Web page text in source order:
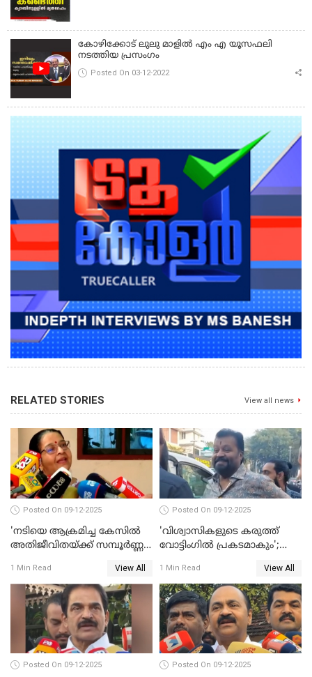
കോഴിക്കോട് ലുലു മാളിൽ എം എ യൂസഫലി
നടത്തിയ പ്രസംഗം
Posted On 03-12-2022
RELATED STORIES View all news
Posted On 09-12-2025
'നടിയെ ആക്രമിച്ച കേസില്‍
അതിജീവിതയ്ക്ക് സമ്പൂര്‍ണ്ണ
MLA WATCH VIDEO
1 Min Read View All
Posted On 09-12-2025
'വിശ്വാസികളുടെ കരുത്ത്
വോട്ടിംഗില്‍ പ്രകടമാകും';
1 Min Read View All
Posted On 09-12-2025 Posted On 09-12-2025